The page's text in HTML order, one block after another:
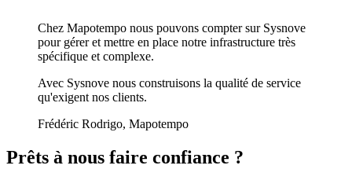
Chez Mapotempo nous pouvons compter sur Sysnove
pour gérer et mettre en place notre infrastructure très
spécifique et complexe.
Avec Sysnove nous construisons la qualité de service
qu'exigent nos clients.
Frédéric Rodrigo, Mapotempo
Prêts à nous faire confiance ?